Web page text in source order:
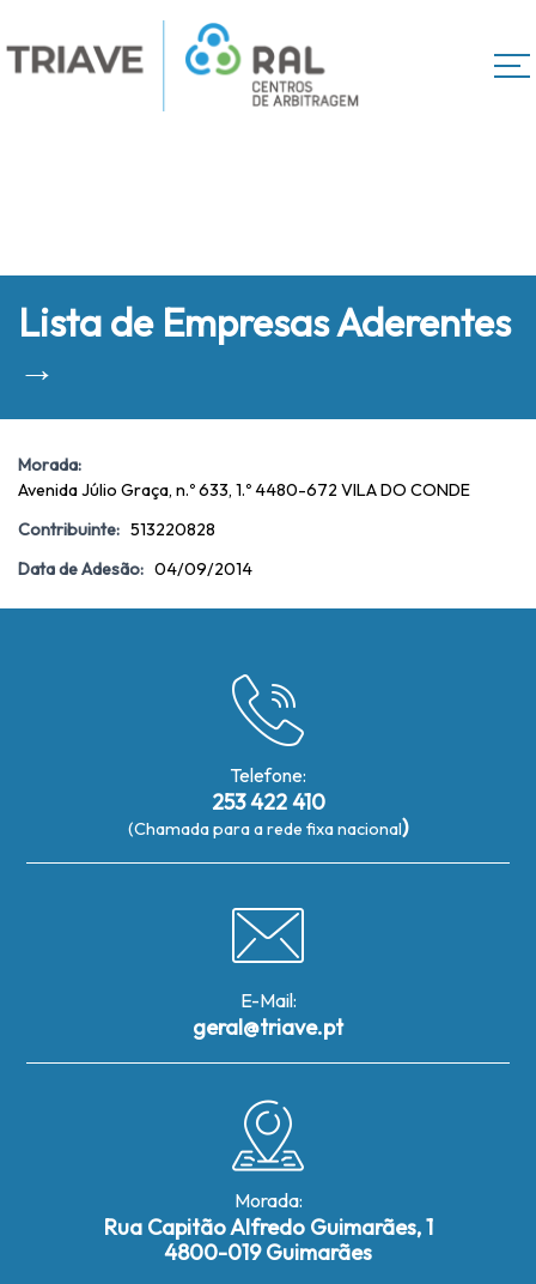
Lista de Empresas Aderentes
→
Morada:
Avenida Júlio Graça, n.º 633, 1.º 4480-672 VILA DO CONDE
Contribuinte: 513220828
Data de Adesão: 04/09/2014
Telefone:
253 422 410
(Chamada para a rede fixa nacional)
E-Mail:
geral@triave.pt
Morada:
Rua Capitão Alfredo Guimarães, 1
4800-019 Guimarães